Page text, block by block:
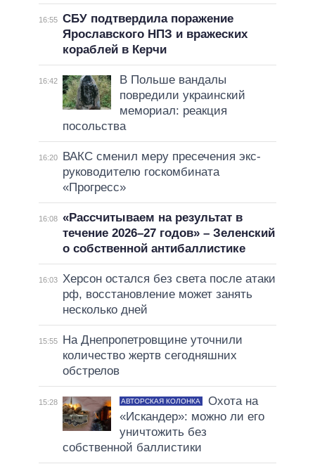
16:55 СБУ подтвердила поражение
Ярославского НПЗ и вражеских
кораблей в Керчи
16:42
В Польше вандалы
повредили украинский
мемориал: реакция
посольства
16:20
ВАКС сменил меру пресечения экс-
руководителю госкомбината
«Прогресс»
16:08 «Рассчитываем на результат в
течение 2026–27 годов» – Зеленский
о собственной антибаллистике
16:03
Херсон остался без света после атаки
рф, восстановление может занять
несколько дней
15:55
На Днепропетровщине уточнили
количество жертв сегодняшних
обстрелов
15:28 АВТОРСКАЯ КОЛОНКА
Охота на
«Искандер»: можно ли его
уничтожить без
собственной баллистики